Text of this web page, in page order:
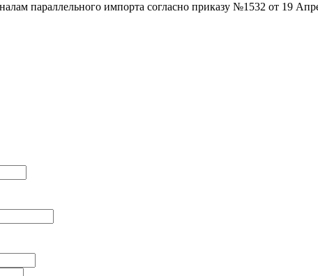
параллельного импорта согласно приказу №1532 от 19